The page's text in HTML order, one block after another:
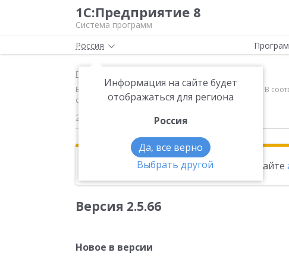
1С:Предприятие 8
Система программ
Россия
Информация на сайте будет
отображаться для региона
Россия
Да, все верно
Выбрать другой
Главная
Версия 2.5.66 Новое в версии Пилотный проект ФСС В
обмена данными о пособиях
23.04.2013
Эта новость находится в архиве. Читайте
Версия 2.5.66
Новое в версии